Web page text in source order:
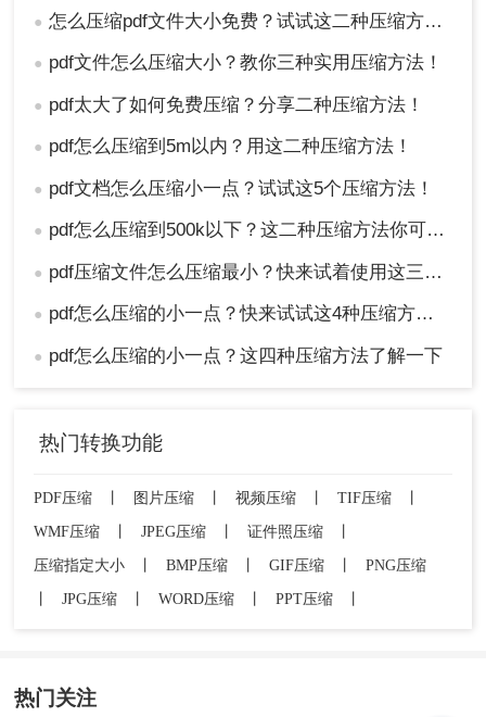
● 怎么压缩pdf文件大小免费？试试这二种压缩方法！
● pdf文件怎么压缩大小？教你三种实用压缩方法！
● pdf太大了如何免费压缩？分享二种压缩方法！
● pdf怎么压缩到5m以内？用这二种压缩方法！
● pdf文档怎么压缩小一点？试试这5个压缩方法！
● pdf怎么压缩到500k以下？这二种压缩方法你可以轻松学会！
● pdf压缩文件怎么压缩最小？快来试着使用这三种压缩方法！
● pdf怎么压缩的小一点？快来试试这4种压缩方法！
● pdf怎么压缩的小一点？这四种压缩方法了解一下
热门转换功能
PDF压缩 图片压缩 视频压缩 TIF压缩
WMF压缩
JPEG压缩 证件照压缩
压缩指定大小
BMP压缩 GIF压缩
PNG压缩
JPG压缩 WORD压缩 PPT压缩
热门关注